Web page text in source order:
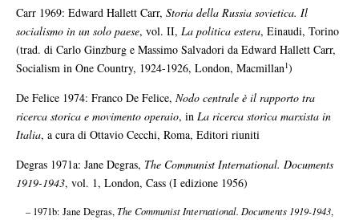
Carr 1969: Edward Hallett Carr, Storia della Russia sovietica. Il
socialismo in un solo paese, vol. II, La politica estera, Einaudi, Torino
(trad. di Carlo Ginzburg e Massimo Salvadori da Edward Hallett Carr,
Socialism in One Country, 1924-1926, London, Macmillan1)
De Felice 1974: Franco De Felice, Nodo centrale è il rapporto tra
ricerca storica e movimento operaio, in La ricerca storica marxista in
Italia, a cura di Ottavio Cecchi, Roma, Editori riuniti
Degras 1971a: Jane Degras, The Communist International. Documents
1919-1943, vol. 1, London, Cass (I edizione 1956)
– 1971b: Jane Degras,The Communist International. Documents 1919-1943,